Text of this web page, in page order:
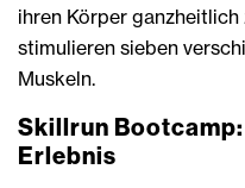
ihren Körper ganzheitlich
stimulieren sieben
Muskeln.
Skillrun
Erlebnis